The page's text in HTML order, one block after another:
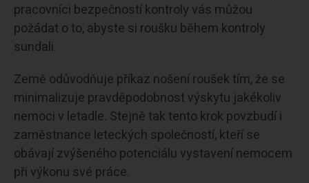
pracovníci bezpečností kontroly vás můžou
požádat o to, abyste si roušku během kontroly
sundali.
Země odůvodňuje příkaz nošení roušek tím, že se
minimalizuje pravděpodobnost výskytu jakékoliv
nemoci v letadle. Stejně tak tento krok povzbudí i
zaměstnance leteckých společností, kteří se
obávají zvýšeného potenciálu vystavení nemocem
při výkonu své práce.